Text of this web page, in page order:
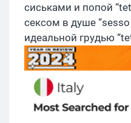
сиськами и попой
сексом в душе “sesso
идеальной грудью